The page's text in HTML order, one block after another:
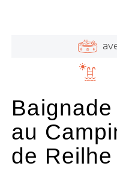
au
de Reilhe